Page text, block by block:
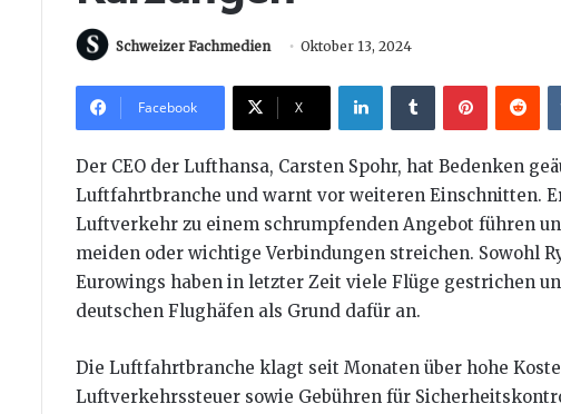
Schweizer Fachmedien Oktober 13, 2024
Facebook X
LinkedInTumblrPinterest
Der CEO der Lufthansa, Carsten Spohr, hat Bedenken
Luftfahrtbranche und warnt vor weiteren Einschnitten.
Luftverkehr zu einem schrumpfenden Angebot führen
meiden oder wichtige Verbindungen streichen. Sowohl
Eurowings haben in letzter Zeit viele Flüge gestrichen
deutschen Flughäfen als Grund dafür an.
Die Luftfahrtbranche klagt seit Monaten über hohe
Luftverkehrssteuer sowie Gebühren für